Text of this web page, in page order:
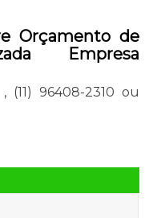
Orçamento de
Empresa
, (11) 96408-2310 ou